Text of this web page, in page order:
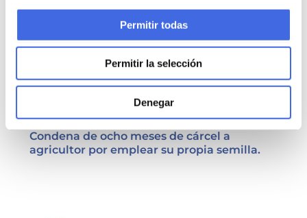
Permitir todas
Permitir la selección
Denegar
Condena de ocho meses de cárcel a
agricultor por emplear su propia semilla.